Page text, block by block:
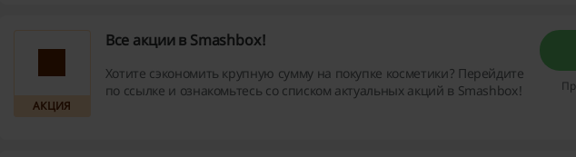
АКЦИЯ
Все акции в Smashbox!
Хотите сэкономить крупную сумму на покупке косметики? Перейдите
по ссылке и ознакомьтесь со списком актуальных акций в Smashbox!